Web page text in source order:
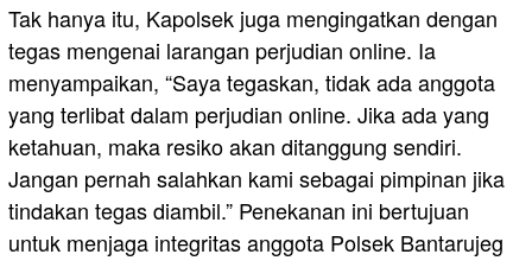
Tak hanya itu, Kapolsek juga mengingatkan dengan
tegas mengenai larangan perjudian online. Ia
menyampaikan, “Saya tegaskan, tidak ada anggota
yang terlibat dalam perjudian online. Jika ada yang
ketahuan, maka resiko akan ditanggung sendiri.
Jangan pernah salahkan kami sebagai pimpinan jika
tindakan tegas diambil.” Penekanan ini bertujuan
untuk menjaga integritas anggota Polsek Bantarujeg